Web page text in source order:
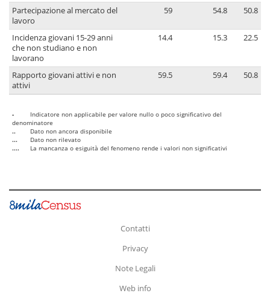
Partecipazione al mercato del
lavoro
59 54.8 50.8
Incidenza giovani 15-29 anni
che non studiano e non
lavorano
14.4 15.3 22.5
Rapporto giovani attivi e non
attivi
59.5 59.4 50.8
-
Indicatore non applicabile per valore nullo o poco significativo del
denominatore
..
Dato non ancora disponibile
...
Dato non rilevato
....
La mancanza o esiguità del fenomeno rende i valori non significativi
Contatti
Privacy
Note Legali
Web info